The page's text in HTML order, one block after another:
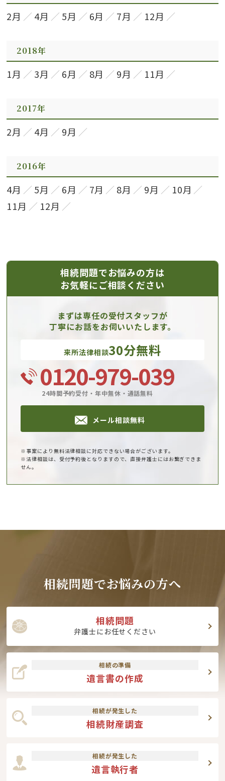
2月 4月 5月 6月 7月 12月
2018年
1月 3月 6月 8月 9月 11月
2017年
2月 4月 9月
2016年
4月 5月 6月 7月 8月 9月
10月
11月
12月
相続問題でお悩みの方は
お気軽にご相談ください
まずは専任の受付スタッフが
丁寧にお話をお伺いいたします。
来所法律相談30分無料
0120-979-039
24時間予約受付・年中無休・通話無料
メール相談無料
※事案により無料法律相談に対応できない場合がございます。
※法律相談は、受付予約後となりますので、直接弁護士にはお繋ぎできま
せん。
相続問題でお悩みの方へ
相続問題
弁護士にお任せください
相続の準備
遺言書の作成
相続が発生した
相続財産調査
相続が発生した
遺言執行者